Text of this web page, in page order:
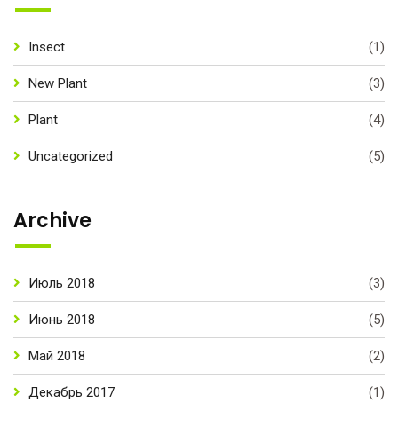
Insect (1)
New Plant (3)
Plant (4)
Uncategorized (5)
Archive
Июль 2018 (3)
Июнь 2018 (5)
Май 2018 (2)
Декабрь 2017 (1)